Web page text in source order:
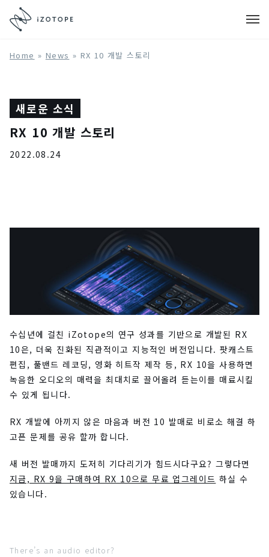
Home » News » RX 10 개발 스토리
새로운 소식
RX 10 개발 스토리
2022.08.24
수십년에 걸친 iZotope의 연구 성과를 기반으로 개발된 RX
10은, 더욱 진화된 직관적이고 지능적인 버전입니다. 팟캐스트
편집, 풀밴드 레코딩, 영화 히트작 제작 등, RX 10을 사용하면
녹음한 오디오의 매력을 최대치로 끌어올려 듣는이를 매료시킬
수 있게 됩니다.
RX 개발에 아끼지 않은 마음과 버전 10 발매로 비로소 해결 하
고픈 문제를 공유 할까 합니다.
새 버전 발매까지 도저히 기다리기가 힘드시다구요? 그렇다면
지금, RX 9을 구매하여 RX 10으로 무료 업그레이드 하실 수
있습니다.
There’s an audio editor?